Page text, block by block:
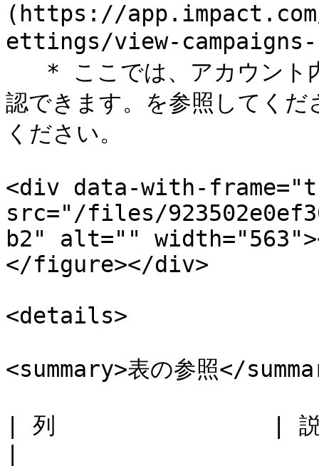
(https://
ettings/view-
認できます。を参照してく
ください。
<div data-with-
src="/files/
b2" alt=""
</figure></div>
<details>
<summary>表の参照</
| 列                | 説